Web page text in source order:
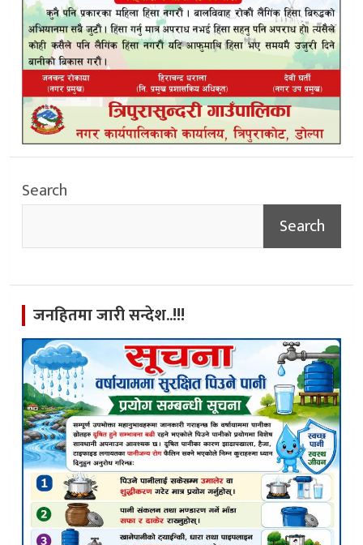
Search
Search
जनहितमा जारी सन्देश..!!!